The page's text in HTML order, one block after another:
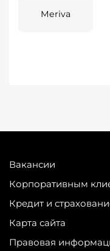
Meriva
Вакансии
Корпоративным
Кредит и
Карта сайта
Правовая